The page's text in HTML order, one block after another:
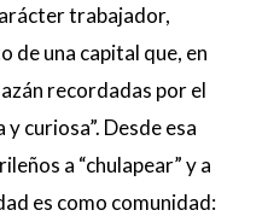
trabajador,
de una capital que, en
recordadas por el
curiosa”. Desde esa
a “chulapear” y a
es como comunidad: